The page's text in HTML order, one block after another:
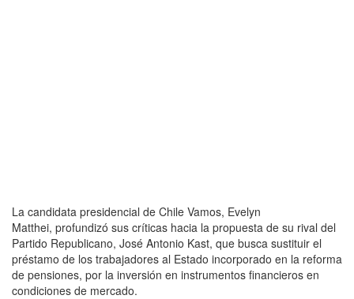
La candidata presidencial de Chile Vamos, Evelyn
Matthei, profundizó sus críticas hacia la propuesta de su rival del
Partido Republicano, José Antonio Kast, que busca sustituir el
préstamo de los trabajadores al Estado incorporado en la reforma
de pensiones, por la inversión en instrumentos financieros en
condiciones de mercado.